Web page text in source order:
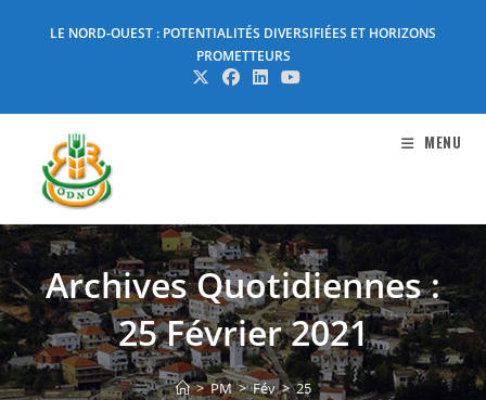
LE NORD-OUEST : POTENTIALITÉS DIVERSIFIÉES ET HORIZONS
PROMETTEURS
MENU
Archives Quotidiennes :
25 Février 2021
> PM > Fév > 25